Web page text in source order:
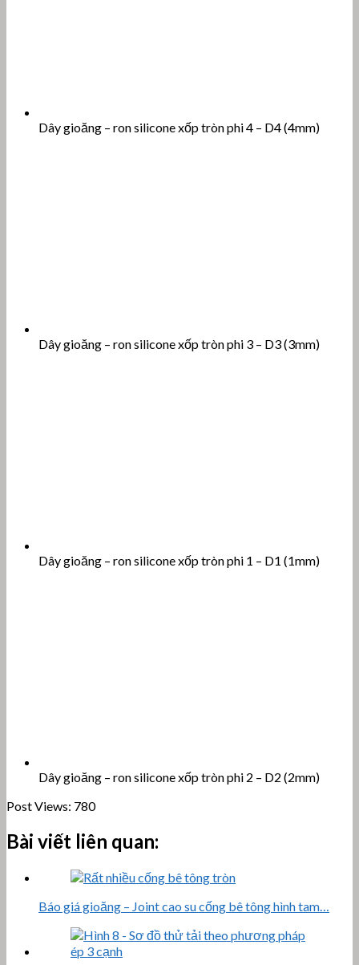
Dây gioăng – ron silicone xốp tròn phi 4 – D4 (4mm)
Dây gioăng – ron silicone xốp tròn phi 3 – D3 (3mm)
Dây gioăng – ron silicone xốp tròn phi 1 – D1 (1mm)
Dây gioăng – ron silicone xốp tròn phi 2 – D2 (2mm)
Post Views: 780
Bài viết liên quan:
Báo giá gioăng – Joint cao su cống bê tông hình tam…